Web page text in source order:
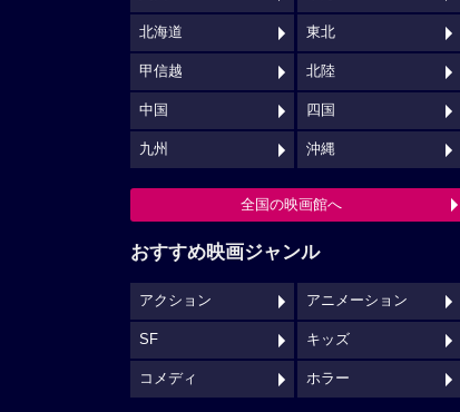
北海道 東北
甲信越 北陸
中国 四国
九州 沖縄
全国の映画館へ
おすすめ映画ジャンル
アクション アニメーション
SF キッズ
コメディ ホラー